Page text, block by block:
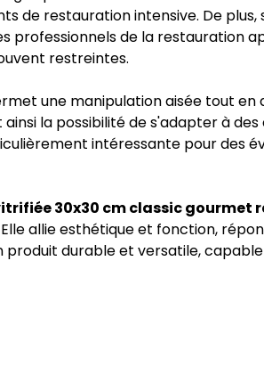
de restauration intensive. De
professionnels de la
restreintes.
une manipulation aisée tout
la possibilité de s'adapter à
intéressante pour des
30x30 cm classic gourmet
allie esthétique et fonction,
durable et versatile,